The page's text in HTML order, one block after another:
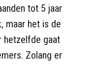
tot 5 jaar
maar het is de
hetzelfde gaat
Zolang er